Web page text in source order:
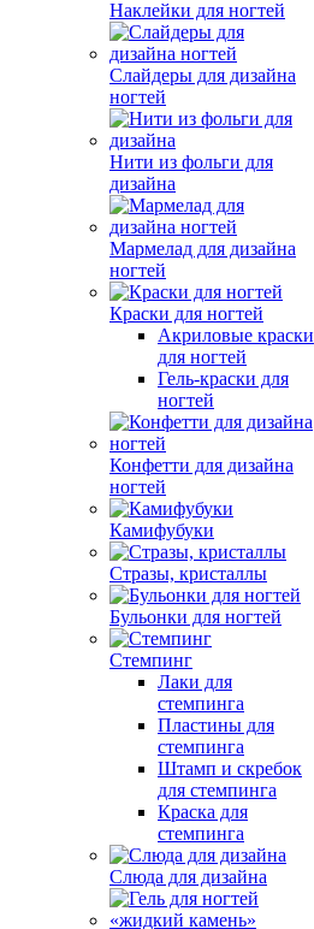
Наклейки для ногтей
Слайдеры для дизайна
ногтей
Нити из фольги для
дизайна
Мармелад для дизайна
ногтей
Краски для ногтей
Акриловые краски
для ногтей
Гель-краски для
ногтей
Конфетти для дизайна
ногтей
Камифубуки
Стразы, кристаллы
Бульонки для ногтей
Стемпинг
Лаки для
стемпинга
Пластины для
стемпинга
Штамп и скребок
для стемпинга
Краска для
стемпинга
Слюда для дизайна